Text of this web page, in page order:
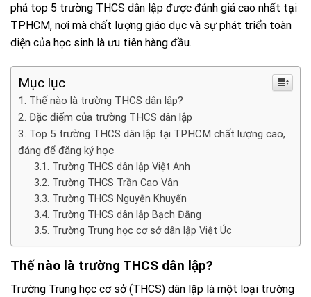
phá top 5 trường THCS dân lập được đánh giá cao nhất tại
TPHCM, nơi mà chất lượng giáo dục và sự phát triển toàn
diện của học sinh là ưu tiên hàng đầu.
Mục lục
Thế nào là trường THCS dân lập?
Đặc điểm của trường THCS dân lập
Top 5 trường THCS dân lập tại TPHCM chất lượng cao,
đáng để đăng ký học
Trường THCS dân lập Việt Anh
Trường THCS Trần Cao Vân
Trường THCS Nguyễn Khuyến
Trường THCS dân lập Bạch Đằng
Trường Trung học cơ sở dân lập Việt Úc
Thế nào là trường THCS dân lập?
Trường Trung học cơ sở (THCS) dân lập là một loại trường